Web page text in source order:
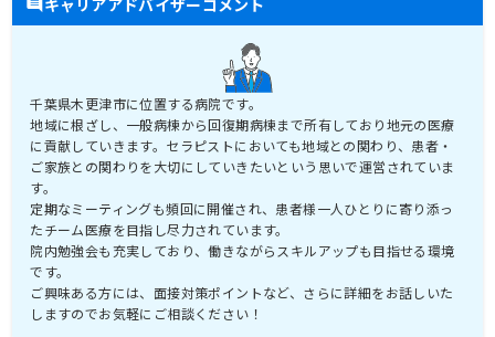
千葉県木更津市に位置する病院です。
地域に根ざし、一般病棟から回復期病棟まで所有しており地元の医療
に貢献していきます。セラピストにおいても地域との関わり、患者・
ご家族との関わりを大切にしていきたいという思いで運営されていま
す。
定期なミーティングも頻回に開催され、患者様一人ひとりに寄り添っ
たチーム医療を目指し尽力されています。
院内勉強会も充実しており、働きながらスキルアップも目指せる環境
です。
ご興味ある方には、面接対策ポイントなど、さらに詳細をお話しいた
しますのでお気軽にご相談ください！